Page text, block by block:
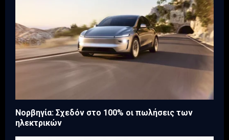
Νορβηγία: Σχεδόν στο 100% οι πωλήσεις των
ηλεκτρικών